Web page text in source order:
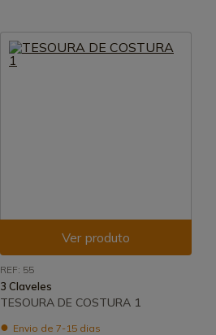
Ver produto
REF: 55
3 Claveles
TESOURA DE COSTURA 1
Envio de 7-15 dias